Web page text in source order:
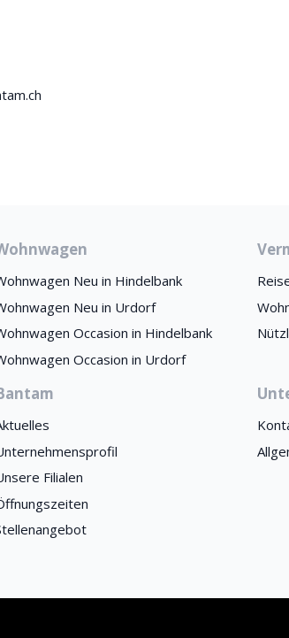
Neu in Hindelbank
Neu in Urdorf
Occasion in Hindelbank
Occasion in Urdorf
Filialen